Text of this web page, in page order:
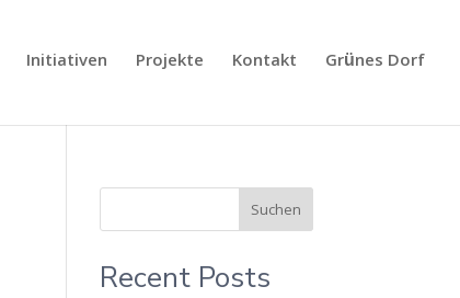
Initiativen Projekte Kontakt Grünes Dorf
Suchen
Recent Posts